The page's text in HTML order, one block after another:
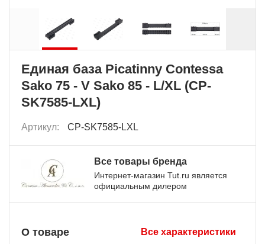
Единая база Picatinny Contessa
Sako 75 - V Sako 85 - L/XL (CP-
SK7585-LXL)
Артикул: CP-SK7585-LXL
Все товары бренда
Интернет-магазин Tut.ru является
официальным дилером
О товаре Все характеристики